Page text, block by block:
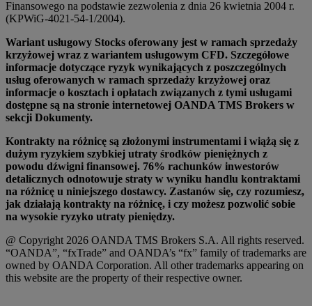
Finansowego na podstawie zezwolenia z dnia 26 kwietnia 2004 r.
(KPWiG-4021-54-1/2004).
Wariant usługowy Stocks oferowany jest w ramach sprzedaży
krzyżowej wraz z wariantem usługowym CFD. Szczegółowe
informacje dotyczące ryzyk wynikających z poszczególnych
usług oferowanych w ramach sprzedaży krzyżowej oraz
informacje o kosztach i opłatach związanych z tymi usługami
dostępne są na stronie internetowej OANDA TMS Brokers w
sekcji Dokumenty.
Kontrakty na różnicę są złożonymi instrumentami i wiążą się z
dużym ryzykiem szybkiej utraty środków pieniężnych z
powodu dźwigni finansowej. 76% rachunków inwestorów
detalicznych odnotowuje straty w wyniku handlu kontraktami
na różnicę u niniejszego dostawcy. Zastanów się, czy rozumiesz,
jak działają kontrakty na różnicę, i czy możesz pozwolić sobie
na wysokie ryzyko utraty pieniędzy.
@ Copyright 2026 OANDA TMS Brokers S.A. All rights reserved.
“OANDA”, “fxTrade” and OANDA’s “fx” family of trademarks are
owned by OANDA Corporation. All other trademarks appearing on
this website are the property of their respective owner.